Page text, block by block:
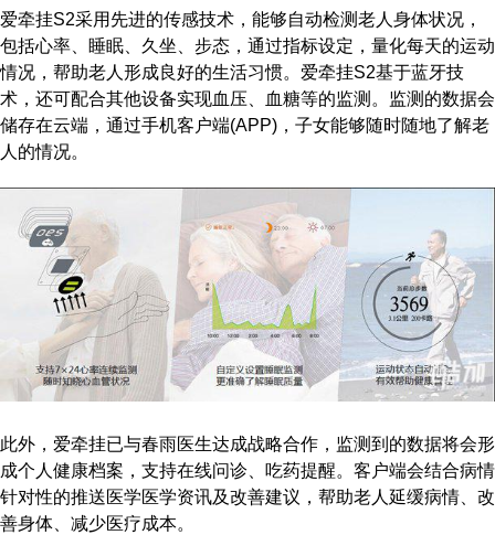
爱牵挂S2采用先进的传感技术，能够自动检测老人身体状况，
包括心率、睡眠、久坐、步态，通过指标设定，量化每天的运动
情况，帮助老人形成良好的生活习惯。爱牵挂S2基于蓝牙技
术，还可配合其他设备实现血压、血糖等的监测。监测的数据会
储存在云端，通过手机客户端(APP)，子女能够随时随地了解老
人的情况。
此外，爱牵挂已与春雨医生达成战略合作，监测到的数据将会形
成个人健康档案，支持在线问诊、吃药提醒。客户端会结合病情
针对性的推送医学医学资讯及改善建议，帮助老人延缓病情、改
善身体、减少医疗成本。